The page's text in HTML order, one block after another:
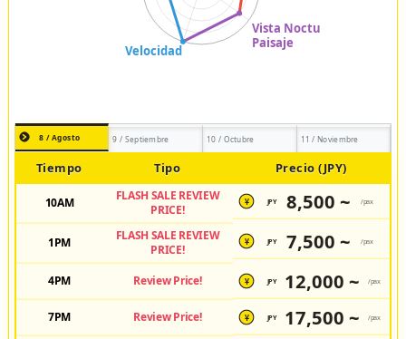
8 / Agosto 9 / Septiembre 10 / Octubre 11 / Noviembre
Tiempo Tipo Precio (JPY)
10AM
FLASH SALE REVIEW
PRICE!
¥ JPY 8,500 ~ /pax
1PM
FLASH SALE REVIEW
PRICE!
¥ JPY 7,500 ~ /pax
4PM Review Price! ¥ JPY 12,000 ~ /pax
7PM Review Price! ¥ JPY 17,500 ~ /pax